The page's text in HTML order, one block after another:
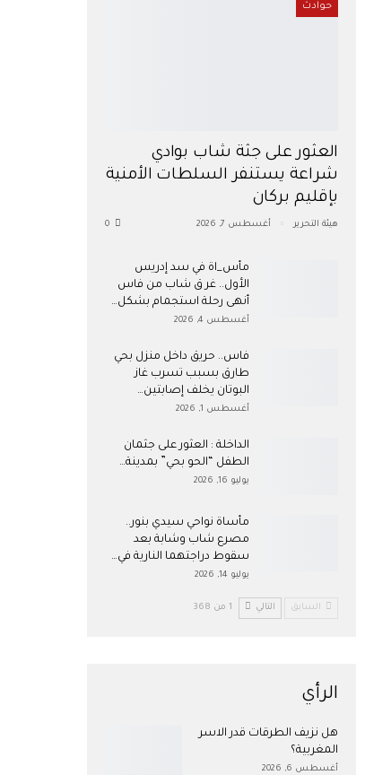
حوادث
العثور على جثة شاب بوادي
شراعة يستنفر السلطات الأمنية
بإقليم بركان
هيئة التحرير أغسطس 7, 2026
مأس_اة في سد إدريس
الأول.. غر ق شاب من فاس
أنهى رحلة استجمام بشكل…
أغسطس 4, 2026
فاس.. حريق داخل منزل بحي
طارق بسبب تسرب غاز
البوتان يخلف إصابتين…
أغسطس 1, 2026
​الداخلة : العثور على جثمان
الطفل “الحو بحي” بمدينة…
يوليو 16, 2026
مأساة نواحي سيدي بنور..
مصرع شاب وشابة بعد
سقوط دراجتهما النارية في…
يوليو 14, 2026
السابق التالي 1 من 368
الرأي
هل نزيف الطرقات قدر الاسر
المغربية؟
أغسطس 6, 2026